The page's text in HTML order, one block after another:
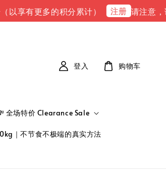
更多的积分累计） 注册 请注意，请注
全场特价 Clearance Sale
｜不节食不极端的真实方法
登入 购物车